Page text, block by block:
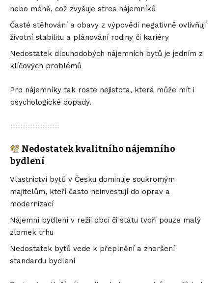
nebo méně, což zvyšuje stres nájemníků
Časté stěhování a obavy z výpovědi negativně ovlivňují
životní stabilitu a plánování rodiny či kariéry
Nedostatek dlouhodobých nájemních bytů je jedním z
klíčových problémů
Pro nájemníky tak roste nejistota, která může mít i
psychologické dopady.
Nedostatek kvalitního nájemního
bydlení
Vlastnictví bytů v Česku dominuje soukromým
majitelům, kteří často neinvestují do oprav a
modernizací
Nájemní bydlení v režii obcí či státu tvoří pouze malý
zlomek trhu
Nedostatek bytů vede k přeplnění a zhoršení
standardu bydlení